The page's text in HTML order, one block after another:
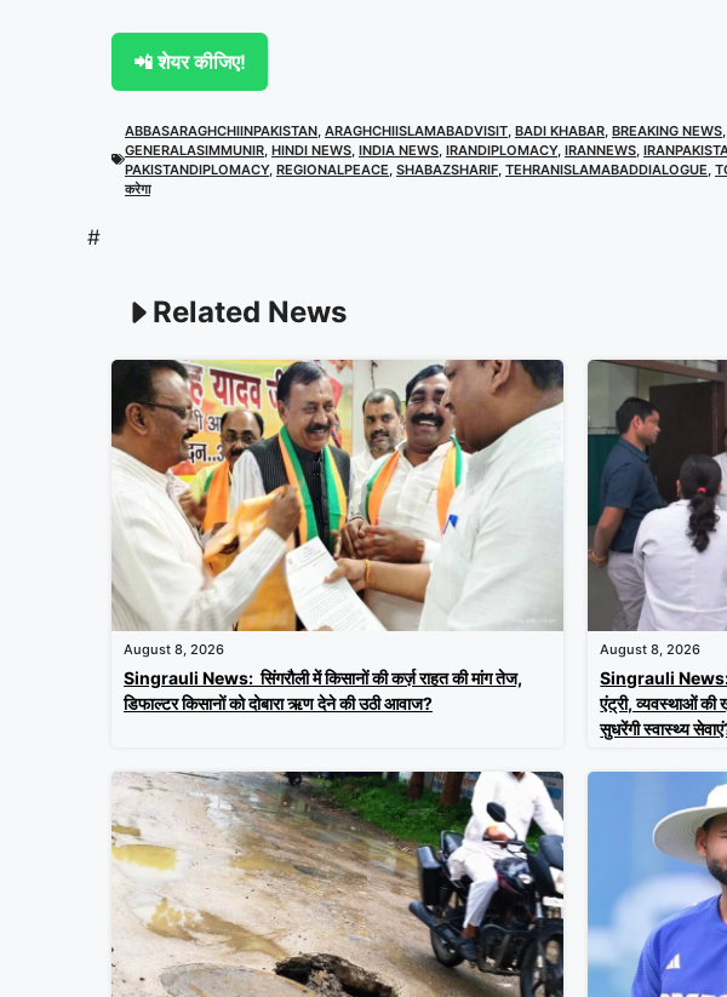
📲 शेयर कीजिए!
ABBASARAGHCHIINPAKISTAN, ARAGHCHIISLAMABADVISIT, BADI KHABAR, BREAKING NEWS,
GENERALASIMMUNIR, HINDI NEWS, INDIA NEWS, IRANDIPLOMACY, IRANNEWS,
PAKISTANDIPLOMACY, REGIONALPEACE, SHABAZSHARIF, TEHRANISLAMABADDIALOGUE,
करेगा
#
Related News
August 8, 2026
Singrauli News: सिंगरौली में किसानों की कर्ज़ राहत की मांग तेज,
डिफाल्टर किसानों को दोबारा ऋण देने की उठी आवाज?
August 8, 2026
Singrauli News:
एंट्री, व्यवस्थाओं
सुधरेंगी स्वास्थ्य